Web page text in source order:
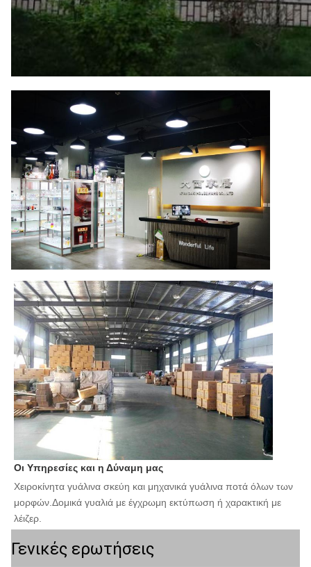
Οι Υπηρεσίες και η Δύναμη μας
Χειροκίνητα γυάλινα σκεύη και μηχανικά γυάλινα ποτά όλων των
μορφών.Δομικά γυαλιά με έγχρωμη εκτύπωση ή χαρακτική με
λέιζερ.
Γενικές ερωτήσεις